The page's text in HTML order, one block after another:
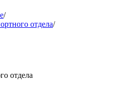
/
отдела/
отдела